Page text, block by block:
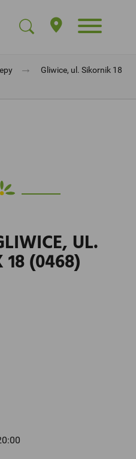
→
Gliwice, ul. Sikornik 18
UL.
18 (0468)